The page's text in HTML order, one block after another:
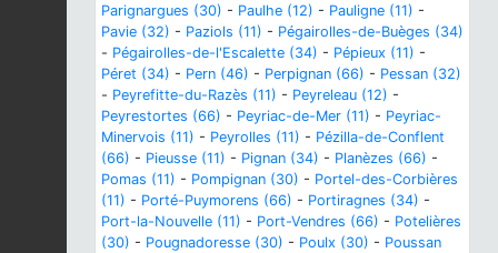
Parignargues (30) - Paulhe (12) - Pauligne (11) -
Pavie (32) - Paziols (11) - Pégairolles-de-Buèges (34)
- Pégairolles-de-l'Escalette (34) - Pépieux (11) -
Péret (34) - Pern (46) - Perpignan (66) - Pessan (32)
- Peyrefitte-du-Razès (11) - Peyreleau (12) -
Peyrestortes (66) - Peyriac-de-Mer (11) - Peyriac-
Minervois (11) - Peyrolles (11) - Pézilla-de-Conflent
(66) - Pieusse (11) - Pignan (34) - Planèzes (66) -
Pomas (11) - Pompignan (30) - Portel-des-Corbières
(11) - Porté-Puymorens (66) - Portiragnes (34) -
Port-la-Nouvelle (11) - Port-Vendres (66) - Potelières
(30) - Pougnadoresse (30) - Poulx (30) - Poussan